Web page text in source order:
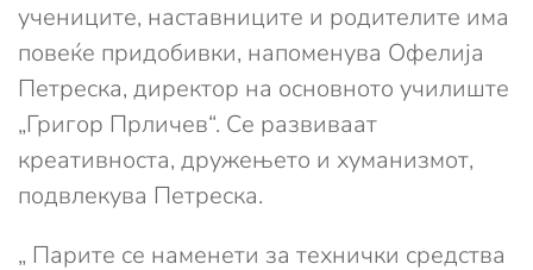
учениците, наставниците и родителите има
повеќе придобивки, напоменува Офелија
Петреска, директор на основното училиште
„Григор Прличев“. Се развиваат
креативноста, дружењето и хуманизмот,
подвлекува Петреска.
„ Парите се наменети за технички средства